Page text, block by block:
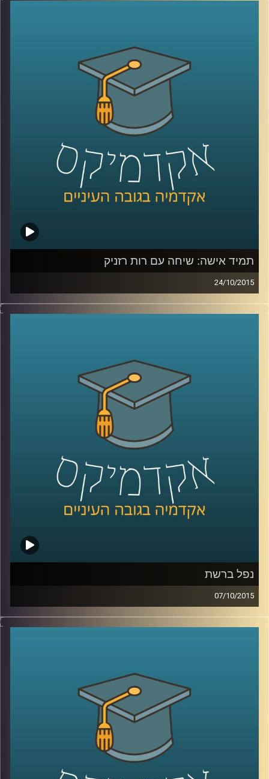
הוירטואליים. ניהול זמינות, החלפת זהויות
ומצבים נוספים גורמים לנו לסלף את האמת.
יחד עם זאת, הרשת לא אוהבת אותנו שקרנים.
יודעים למה? על יצירתיות וההזדמנות המופלאה
להיות בצורות נוספות מחוץ לממד המוחשי
קרדיט תמונות: AudioVersity
תמיד אישה: שיחה עם רות רזניק
24/10/2015
רות רזניק, מייסדת ויושבת ראש עמותת לא
בעשייה למען נשים במעגל האלימות ושזורים
בשירים והגיגים שכתבה, שיראו אור בספרה
"להיות אישה". תכנית מיוחדת לקראת
היום הבינלאומי למיגור האלימות נגד נשים
קרדיט תמונות: AudioVersity
נפל ברשת
07/10/2015
הרשת מבלבלת לנו את כל החוקים! פרופסור
מידע. האחריות תועיל במניעת עבירות כגון
פלישה למידע אישי, הורדות לא חוקיות
ושימושים לא רצויים אחרים, אבל יש לזה גם
צדדים בעיתיים (כנראה שהבחנתם באחד או
קרדיט תמונות: AudioVersity